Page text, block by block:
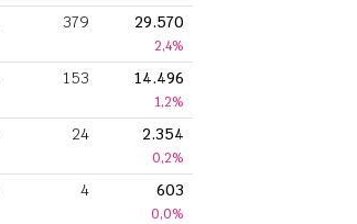
379 29.570
2,4%
153 14.496
1,2%
24 2.354
0,2%
4 603
0,0%